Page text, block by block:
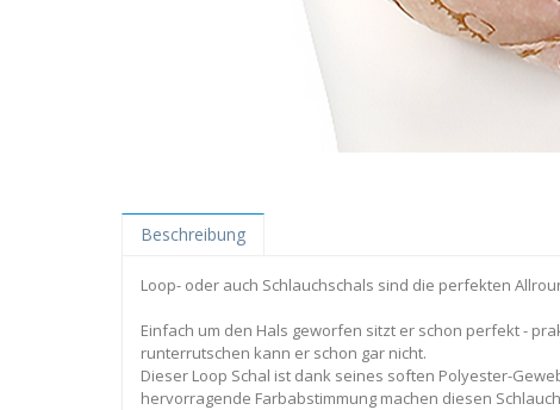
Beschreibung
Loop- oder auch Schlauchschals sind die perfekten
Einfach um den Hals geworfen sitzt er schon perfekt -
runterrutschen kann er schon gar nicht.
Dieser Loop Schal ist dank seines soften Polyester-
hervorragende Farbabstimmung machen diesen